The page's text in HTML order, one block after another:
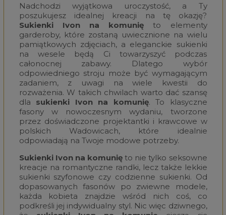
Nadchodzi wyjątkowa uroczystość, a Ty
poszukujesz idealnej kreacji na tę okazję?
Sukienki Ivon na komunię to elementy
garderoby, które zostaną uwiecznione na wielu
pamiątkowych zdjęciach, a eleganckie sukienki
na wesele będą Ci towarzyszyć podczas
całonocnej zabawy. Dlatego wybór
odpowiedniego stroju może być wymagającym
zadaniem, z uwagi na wiele kwestii do
rozważenia. W takich chwilach warto dać szansę
dla sukienki Ivon na komunię. To klasyczne
fasony w nowoczesnym wydaniu, tworzone
przez doświadczone projektantki i krawcowe w
polskich Wadowicach, które idealnie
odpowiadają na Twoje modowe potrzeby.
Sukienki Ivon na komunięto nie tylko seksowne
kreacje na romantyczne randki, lecz także lekkie
sukienki szyfonowe czy codzienne sukienki. Od
dopasowanych fasonów po zwiewne modele,
każda kobieta znajdzie wśród nich coś, co
podkreśli jej indywidualny styl. Nic więc dziwnego,